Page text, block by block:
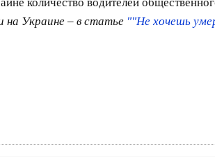
Украине – в статье ""Не хочешь